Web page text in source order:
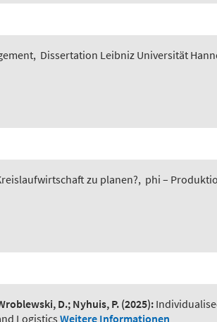
, Dissertation Leibniz Universität
zu planen?, phi –
D.; Nyhuis, P. (2025):
Logistics Weitere Informationen